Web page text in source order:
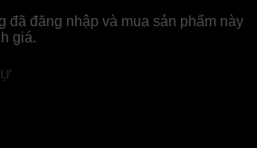
đã đăng nhập và mua sản phẩm này
giá.